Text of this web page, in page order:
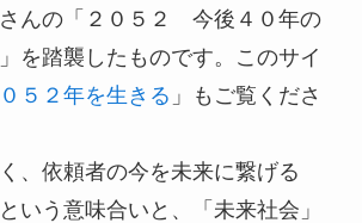
んの「２０５２ 今後４０年の
を踏襲したものです。このサイ
５２年を生きる 」もご覧くださ
、依頼者の今を未来に繋げる
いう意味合いと、「未来社会」